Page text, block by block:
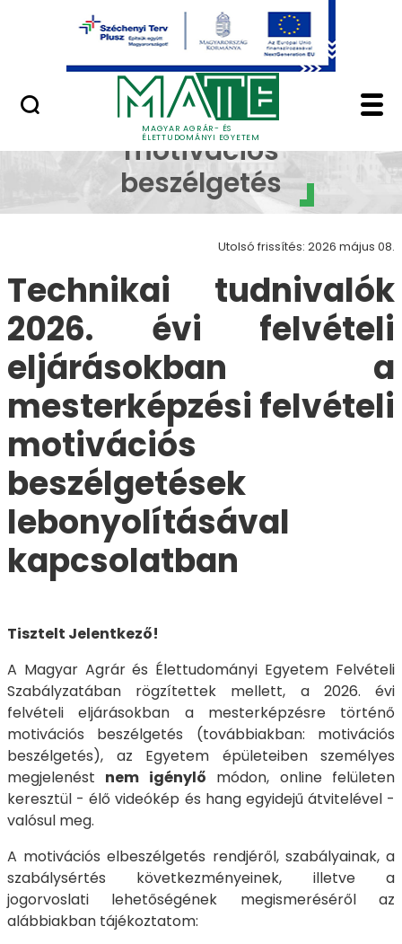
Ugrás a fő tartalomhoz
MAGYAR AGRÁR- ÉS
ÉLETTUDOMÁNYI EGYETEM
Minőségügy
Felvételi motivációs
Mester
motivációs
beszélgetés
Utolsó frissítés: 2026 május 08.
Technikai tudnivalók
2026. évi felvételi
eljárásokban a
mesterképzési felvételi
motivációs
beszélgetések
lebonyolításával
kapcsolatban
Tisztelt Jelentkező!
A Magyar Agrár és Élettudományi Egyetem Felvételi
Szabályzatában rögzítettek mellett, a 2026. évi
felvételi eljárásokban a mesterképzésre történő
motivációs beszélgetés (továbbiakban: motivációs
beszélgetés), az Egyetem épületeiben személyes
megjelenést nem igénylő módon, online felületen
keresztül - élő videókép és hang egyidejű átvitelével -
valósul meg.
A motivációs elbeszélgetés rendjéről, szabályainak, a
szabálysértés következményeinek, illetve a
jogorvoslati lehetőségének megismeréséről az
alábbiakban tájékoztatom: